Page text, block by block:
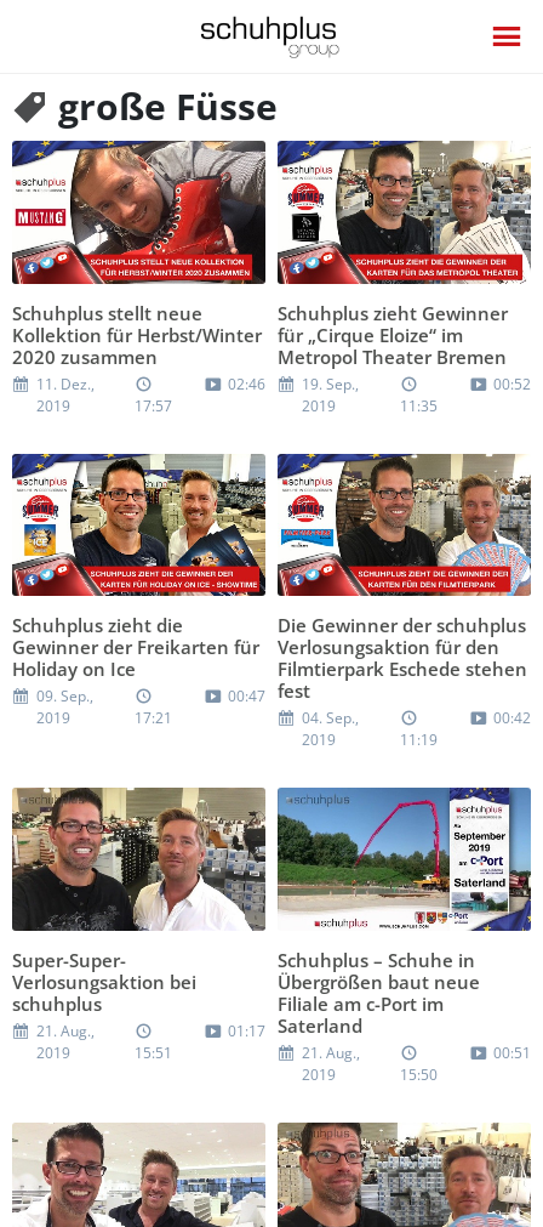
große Füsse
Schuhplus stellt neue
Kollektion für Herbst/Winter
2020 zusammen
11. Dez.,
2019
17:57
02:46
Schuhplus zieht Gewinner
für „Cirque Eloize“ im
Metropol Theater Bremen
19. Sep.,
2019
11:35
00:52
Schuhplus zieht die
Gewinner der Freikarten für
Holiday on Ice
09. Sep.,
2019
17:21
00:47
Die Gewinner der schuhplus
Verlosungsaktion für den
Filmtierpark Eschede stehen
fest
04. Sep.,
2019
11:19
00:42
Super-Super-
Verlosungsaktion bei
schuhplus
21. Aug.,
2019
15:51
01:17
Schuhplus – Schuhe in
Übergrößen baut neue
Filiale am c-Port im
Saterland
21. Aug.,
2019
15:50
00:51